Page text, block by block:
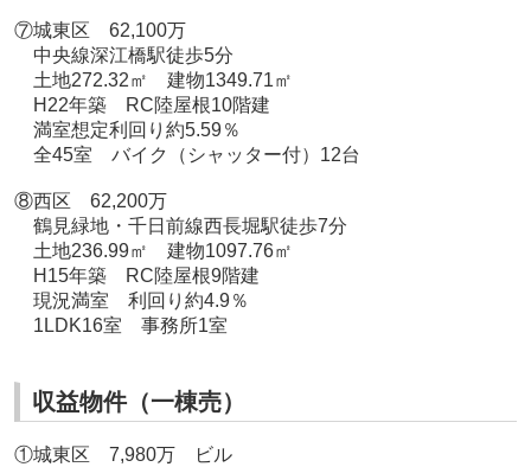
⑦城東区 62,100万
中央線深江橋駅徒歩5分
土地272.32㎡ 建物1349.71㎡
H22年築 RC陸屋根10階建
満室想定利回り約5.59％
全45室 バイク（シャッター付）12台
⑧西区 62,200万
鶴見緑地・千日前線西長堀駅徒歩7分
土地236.99㎡ 建物1097.76㎡
H15年築 RC陸屋根9階建
現況満室 利回り約4.9％
1LDK16室 事務所1室
収益物件（一棟売）
①城東区 7,980万 ビル